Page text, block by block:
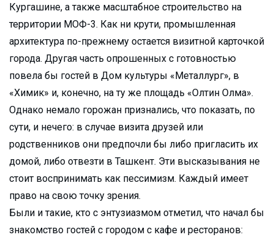
Кургашине, а также масштабное строительство на
территории МОФ-3. Как ни крути, промышленная
архитектура по-прежнему остается визитной карточкой
города. Другая часть опрошенных с готовностью
повела бы гостей в Дом культуры «Металлург», в
«Химик» и, конечно, на ту же площадь «Олтин Олма».
Однако немало горожан признались, что показать, по
сути, и нечего: в случае визита друзей или
родственников они предпочли бы либо пригласить их
домой, либо отвезти в Ташкент. Эти высказывания не
стоит воспринимать как пессимизм. Каждый имеет
право на свою точку зрения.
Были и такие, кто с энтузиазмом отметил, что начал бы
знакомство гостей с городом с кафе и ресторанов: